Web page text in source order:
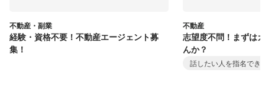
不動産・副業
経験・資格不要！不動産エージェント募
集！
不動産
志望度不問！まずは
んか？
話したい人を指名でき